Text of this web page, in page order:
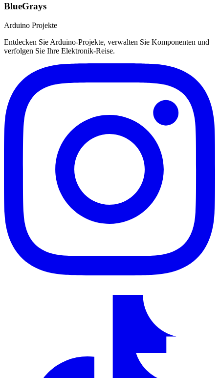
BlueGrays
Arduino Projekte
Entdecken Sie Arduino-Projekte, verwalten Sie Komponenten und
verfolgen Sie Ihre Elektronik-Reise.